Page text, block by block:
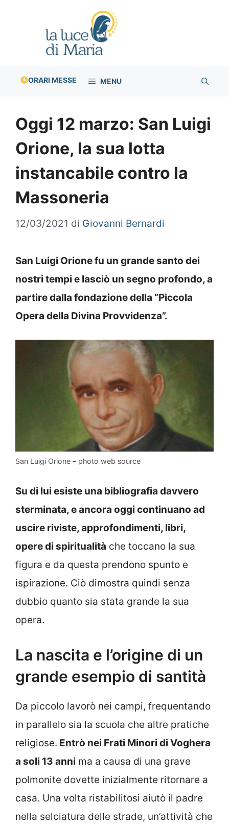
ORARI MESSE MENU
Oggi 12 marzo: San Luigi
Orione, la sua lotta
instancabile contro la
Massoneria
12/03/2021 di Giovanni Bernardi
San Luigi Orione fu un grande santo dei
nostri tempi e lasciò un segno profondo, a
partire dalla fondazione della “Piccola
Opera della Divina Provvidenza”.
San Luigi Orione – photo web source
Su di lui esiste una bibliografia davvero
sterminata, e ancora oggi continuano ad
uscire riviste, approfondimenti, libri,
opere di spiritualità che toccano la sua
figura e da questa prendono spunto e
ispirazione. Ciò dimostra quindi senza
dubbio quanto sia stata grande la sua
opera.
La nascita e l’origine di un
grande esempio di santità
Da piccolo lavorò nei campi, frequentando
in parallelo sia la scuola che altre pratiche
religiose. Entrò nei Frati Minori di Voghera
a soli 13 anni ma a causa di una grave
polmonite dovette inizialmente ritornare a
casa. Una volta ristabilitosi aiutò il padre
nella selciatura delle strade, un’attività che